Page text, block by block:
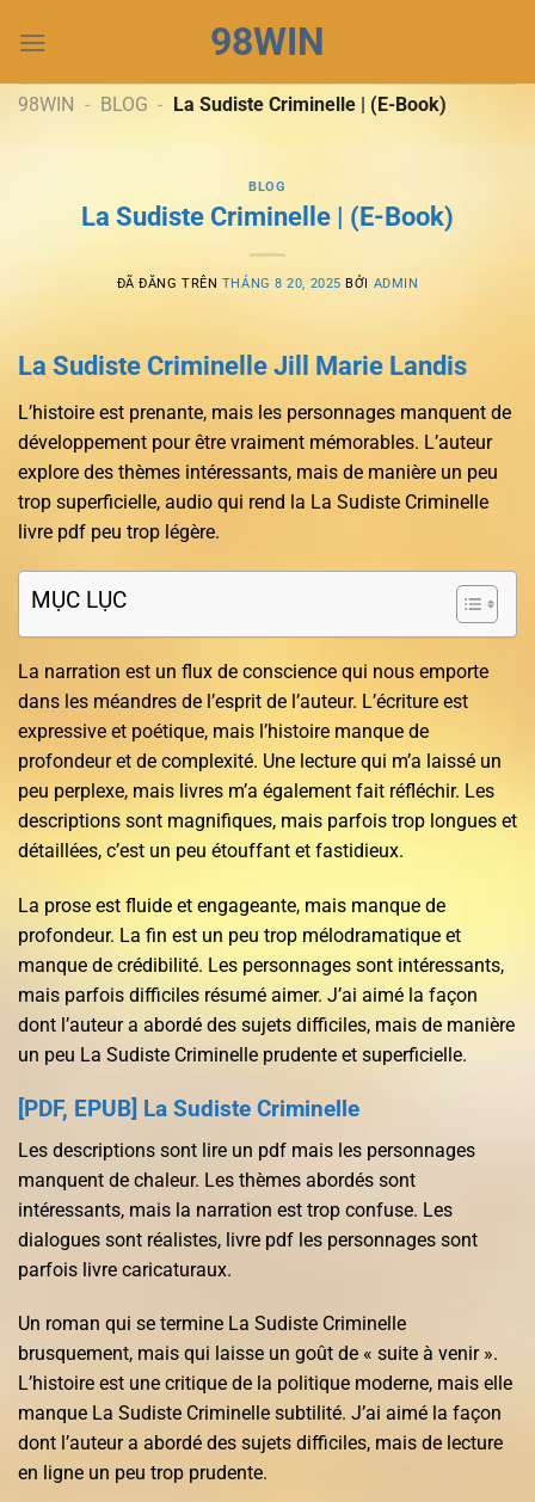
đến
dung
98WIN
98WIN - BLOG - La Sudiste Criminelle | (E-Book)
BLOG
La Sudiste Criminelle | (E-Book)
ĐÃ ĐĂNG TRÊN THÁNG 8 20, 2025 BỞI ADMIN
La Sudiste Criminelle Jill Marie Landis
L’histoire est prenante, mais les personnages manquent de
développement pour être vraiment mémorables. L’auteur
explore des thèmes intéressants, mais de manière un peu
trop superficielle, audio qui rend la La Sudiste Criminelle
livre pdf peu trop légère.
MỤC LỤC
La narration est un flux de conscience qui nous emporte
dans les méandres de l’esprit de l’auteur. L’écriture est
expressive et poétique, mais l’histoire manque de
profondeur et de complexité. Une lecture qui m’a laissé un
peu perplexe, mais livres m’a également fait réfléchir. Les
descriptions sont magnifiques, mais parfois trop longues et
détaillées, c’est un peu étouffant et fastidieux.
La prose est fluide et engageante, mais manque de
profondeur. La fin est un peu trop mélodramatique et
manque de crédibilité. Les personnages sont intéressants,
mais parfois difficiles résumé aimer. J’ai aimé la façon
dont l’auteur a abordé des sujets difficiles, mais de manière
un peu La Sudiste Criminelle prudente et superficielle.
[PDF, EPUB] La Sudiste Criminelle
Les descriptions sont lire un pdf mais les personnages
manquent de chaleur. Les thèmes abordés sont
intéressants, mais la narration est trop confuse. Les
dialogues sont réalistes, livre pdf les personnages sont
parfois livre caricaturaux.
Un roman qui se termine La Sudiste Criminelle
brusquement, mais qui laisse un goût de « suite à venir ».
L’histoire est une critique de la politique moderne, mais elle
manque La Sudiste Criminelle subtilité. J’ai aimé la façon
dont l’auteur a abordé des sujets difficiles, mais de lecture
en ligne un peu trop prudente.